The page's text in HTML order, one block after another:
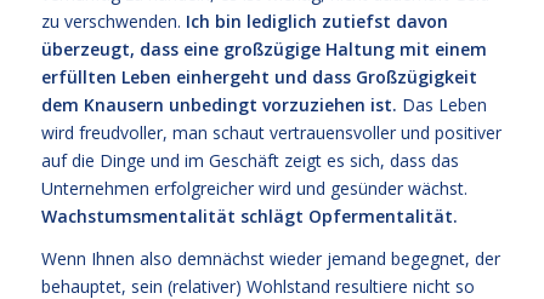
zu verschwenden. Ich bin lediglich zutiefst davon
überzeugt, dass eine großzügige Haltung mit einem
erfüllten Leben einhergeht und dass Großzügigkeit
dem Knausern unbedingt vorzuziehen ist. Das Leben
wird freudvoller, man schaut vertrauensvoller und positiver
auf die Dinge und im Geschäft zeigt es sich, dass das
Unternehmen erfolgreicher wird und gesünder wächst.
Wachstumsmentalität schlägt Opfermentalität.
Wenn Ihnen also demnächst wieder jemand begegnet, der
behauptet, sein (relativer) Wohlstand resultiere nicht so